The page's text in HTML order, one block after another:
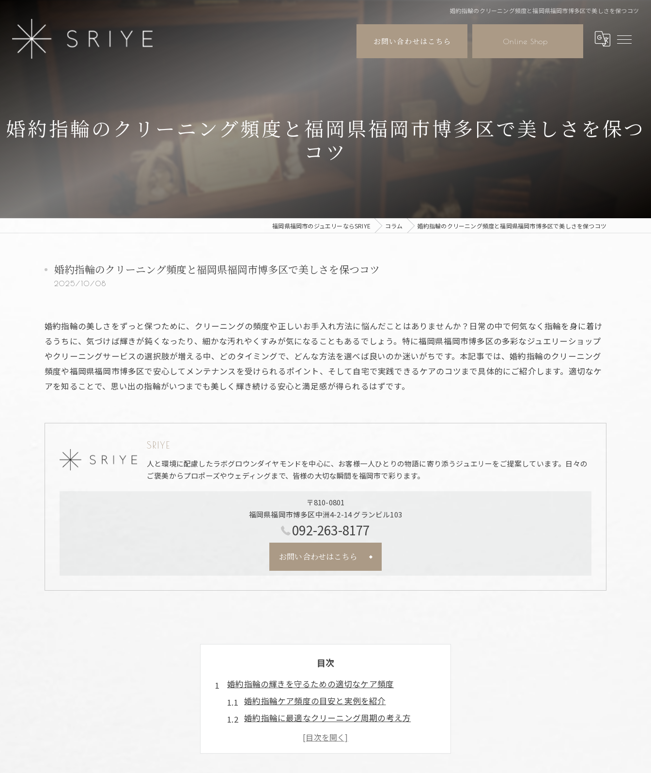
婚約指輪のクリーニング頻度と福岡県福岡市博多区で美しさを保つコツ
お問い合わせはこちら Online Shop
婚約指輪のクリーニング頻度と福岡県福岡市博多区で美しさを保つ
コツ
福岡県福岡市のジュエリーならSRIYE コラム 婚約指輪のクリーニング頻度と福岡県福岡市博多区で美しさを保つコツ
婚約指輪のクリーニング頻度と福岡県福岡市博多区で美しさを保つコツ
2025/10/08
婚約指輪の美しさをずっと保つために、クリーニングの頻度や正しいお手入れ方法に悩んだことはありませんか？日常の中で何気なく指輪を身に着け
るうちに、気づけば輝きが鈍くなったり、細かな汚れやくすみが気になることもあるでしょう。特に福岡県福岡市博多区の多彩なジュエリーショップ
やクリーニングサービスの選択肢が増える中、どのタイミングで、どんな方法を選べば良いのか迷いがちです。本記事では、婚約指輪のクリーニング
頻度や福岡県福岡市博多区で安心してメンテナンスを受けられるポイント、そして自宅で実践できるケアのコツまで具体的にご紹介します。適切なケ
アを知ることで、思い出の指輪がいつまでも美しく輝き続ける安心と満足感が得られるはずです。
SRIYE
人と環境に配慮したラボグロウンダイヤモンドを中心に、お客様一人ひとりの物語に寄り添うジュエリーをご提案しています。日々の
ご褒美からプロポーズやウェディングまで、皆様の大切な瞬間を福岡市で彩ります。
〒810-0801
福岡県福岡市博多区中洲4-2-14 グランビル103
092-263-8177
お問い合わせはこちら
目次
婚約指輪の輝きを守るための適切なケア頻度
婚約指輪ケア頻度の目安と実例を紹介
婚約指輪に最適なクリーニング周期の考え方
指輪の輝きを保つ定期クリーニングの重要性
婚約指輪クリーニング頻度と注意したい汚れの特徴